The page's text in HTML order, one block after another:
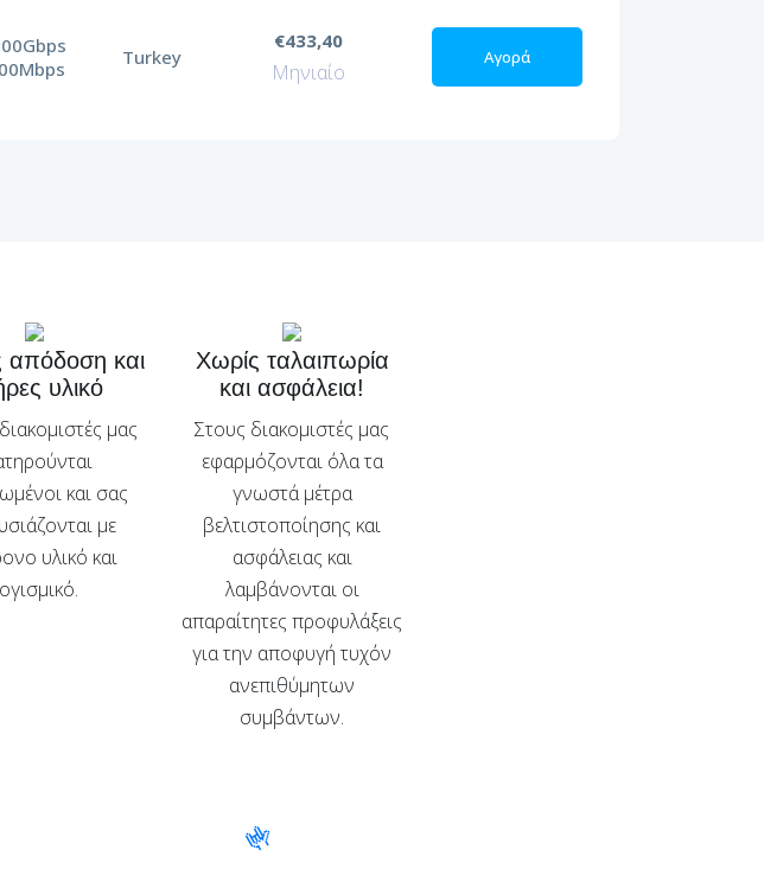
Turkey
€433,40
Μηνιαίο
Αγορά
απόδοση και
υλικό
μας
και σας
με
υλικό και
Χωρίς ταλαιπωρία
και ασφάλεια!
Στους διακομιστές μας
εφαρμόζονται όλα τα
γνωστά μέτρα
βελτιστοποίησης και
ασφάλειας και
λαμβάνονται οι
απαραίτητες προφυλάξεις
για την αποφυγή τυχόν
ανεπιθύμητων
συμβάντων.
🤟